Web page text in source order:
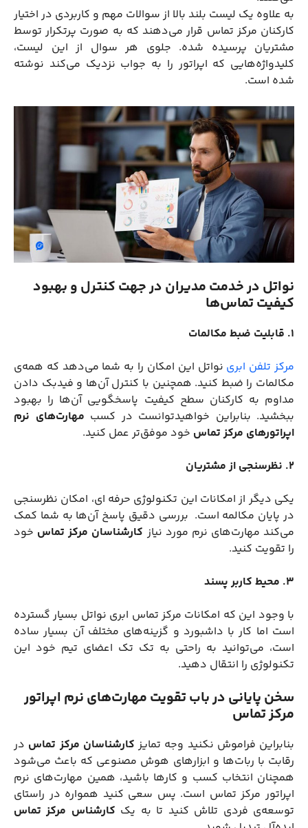
به علاوه یک لیست بلند بالا از سوالات مهم و کاربردی در اختیار
کارکنان مرکز تماس قرار می‌دهند که به صورت پرتکرار توسط
مشتریان پرسیده شده. جلوی هر سوال از این لیست،
کلیدواژه‌هایی که اپراتور را به جواب نزدیک می‌کند نوشته
شده است.
نواتل در خدمت مدیران در جهت کنترل و بهبود
کیفیت تماس‌ها
۱. قابلیت ضبط مکالمات
مرکز تلفن ابری نواتل این امکان را به شما می‌دهد که همه‌ی
مکالمات را ضبط کنید. همچنین با کنترل آن‌ها و فیدبک دادن
مداوم به کارکنان سطح کیفیت پاسخگویی آ‌ن‌ها را بهبود
ببخشید. بنابراین خواهیدتوانست در کسب مهارت‌های نرم
اپراتورهای مرکز تماس خود موفق‌تر عمل کنید.
۲. نظرسنجی از مشتریان
یکی دیگر از امکانات این تکنولوژی حرفه ای، امکان نظرسنجی
در پایان مکالمه است. بررسی دقیق پاسخ آن‌ها به شما کمک
می‌کند مهارت‌های نرم مورد نیاز کارشناسان مرکز تماس خود
را تقویت کنید.
۳. محیط کاربر پسند
با وجود این که امکانات مرکز تماس ابری نواتل بسیار گسترده
است اما کار با داشبورد و گزینه‌های مختلف آن بسیار ساده
است، می‌توانید به راحتی به تک تک اعضای تیم خود این
تکنولوژی را انتقال دهید.
سخن پایانی در باب تقویت مهارت‌های نرم اپراتور
مرکز تماس
بنابراین فراموش نکنید وجه تمایز کارشناسان مرکز تماس در
رقابت با ربات‌ها و ابزارهای هوش مصنوعی که باعث می‌شود
همچنان انتخاب کسب و کارها باشید، همین مهارت‌های نرم
اپراتور مرکز تماس است. پس سعی کنید همواره در راستای
توسعه‌ی فردی تلاش کنید تا به یک کارشناس مرکز تماس